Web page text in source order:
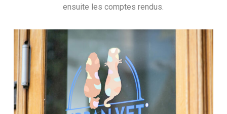
ensuite les comptes rendus.